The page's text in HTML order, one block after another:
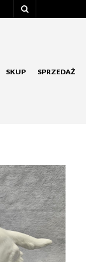
SKUP SPRZEDAŻ